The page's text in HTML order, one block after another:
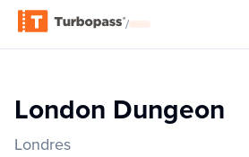
/
London Dungeon
Londres